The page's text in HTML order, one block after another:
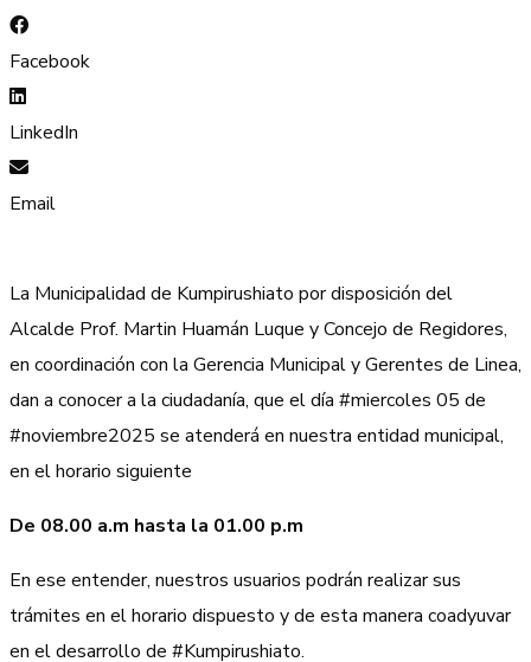
Facebook
LinkedIn
Email
La Municipalidad de Kumpirushiato por disposición del
Alcalde Prof. Martin Huamán Luque y Concejo de Regidores,
en coordinación con la Gerencia Municipal y Gerentes de Linea,
dan a conocer a la ciudadanía, que el día #miercoles 05 de
#noviembre2025 se atenderá en nuestra entidad municipal,
en el horario siguiente
De 08.00 a.m hasta la 01.00 p.m
En ese entender, nuestros usuarios podrán realizar sus
trámites en el horario dispuesto y de esta manera coadyuvar
en el desarrollo de #Kumpirushiato.